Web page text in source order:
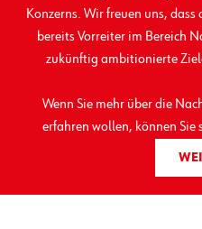
Konzerns. Wir freuen uns,
bereits Vorreiter im Bereich
zukünftig ambitionierte
Wenn Sie mehr über die
erfahren wollen, können